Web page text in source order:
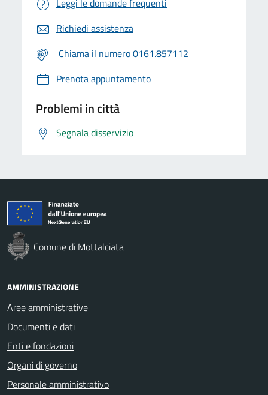
Richiedi assistenza
Chiama il numero 0161.857112
Prenota appuntamento
Problemi in città
Segnala disservizio
Comune di Mottalciata
AMMINISTRAZIONE
Aree amministrative
Documenti e dati
Enti e fondazioni
Organi di governo
Personale amministrativo